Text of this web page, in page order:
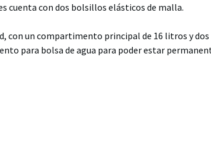
cuenta con dos bolsillos elásticos de malla.
con un compartimento principal de 16 litros y
para bolsa de agua para poder estar